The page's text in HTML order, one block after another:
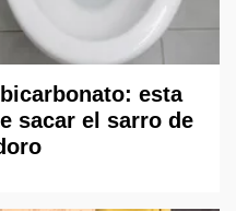
esta
sacar el sarro de